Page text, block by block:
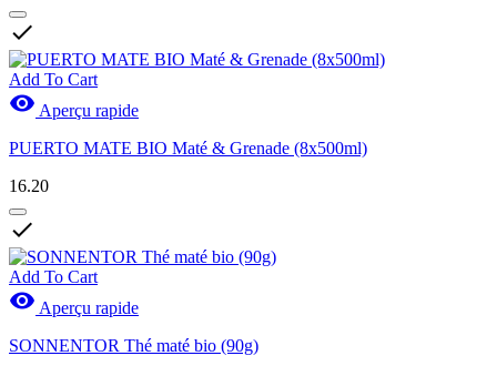

Add To Cart
 Aperçu rapide
PUERTO MATE BIO Maté & Grenade (8x500ml)
16.20

Add To Cart
 Aperçu rapide
SONNENTOR Thé maté bio (90g)